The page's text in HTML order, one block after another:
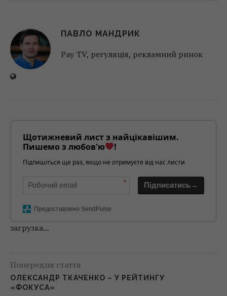
ПАВЛО МАНДРИК
Pay TV, регуляція, рекламний ринок
Щотижневий лист з найцікавішим.
Пишемо з любов'ю
!
Підпишіться ще раз, якщо не отримуєте від нас листи
* Підписатись→
Предоставлено SendPulse
загрузка...
Попередня стаття
ОЛЕКСАНДР ТКАЧЕНКО – У РЕЙТИНГУ
«ФОКУСА»